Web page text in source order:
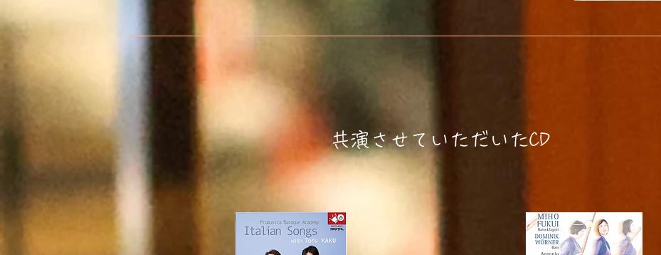
​共演させていただいたCD